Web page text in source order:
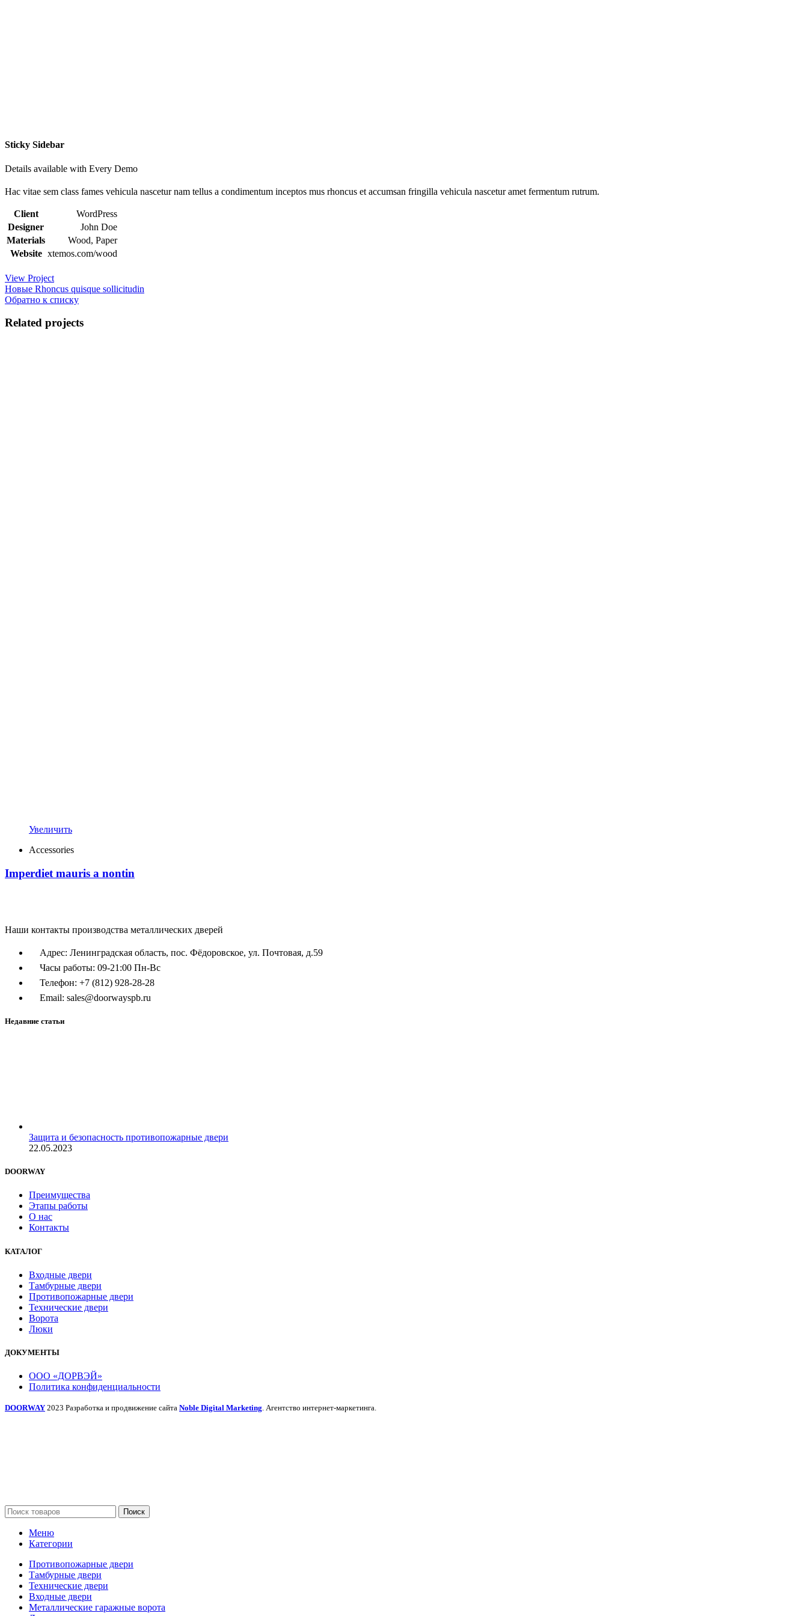
Sticky Sidebar
Details available with Every Demo
Hac vitae sem class fames vehicula nascetur nam tellus a condimentum inceptos mus rhoncus et accumsan fringilla vehicula nascetur amet fermentum rutrum.
Client
WordPress
Designer
John Doe
Materials
Wood, Paper
Website xtemos.com/wood
View Project
Новые Rhoncus quisque sollicitudin
Обратно к списку
Related projects
Увеличить
Accessories
Imperdiet mauris a nontin
Наши контакты производства металлических дверей
Адрес: Ленинградская область, пос. Фёдоровское, ул. Почтовая, д.59
Часы работы: 09-21:00 Пн-Вс
Телефон: +7 (812) 928-28-28
Email: sales@doorwayspb.ru
Недавние статьи
Защита и безопасность противопожарные двери
22.05.2023
DOORWAY
Преимущества
Этапы работы
О нас
Контакты
КАТАЛОГ
Входные двери
Тамбурные двери
Противопожарные двери
Технические двери
Ворота
Люки
ДОКУМЕНТЫ
ООО «ДОРВЭЙ»
Политика конфиденциальности
DOORWAY 2023 Разработка и продвижение сайта Noble Digital Marketing. Агентство интернет-маркетинга.
Поиск
Меню
Категории
Противопожарные двери
Тамбурные двери
Технические двери
Входные двери
Металлические гаражные ворота